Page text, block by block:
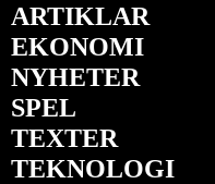
ARTIKLAR
EKONOMI
NYHETER
SPEL
TEXTER
TEKNOLOGI